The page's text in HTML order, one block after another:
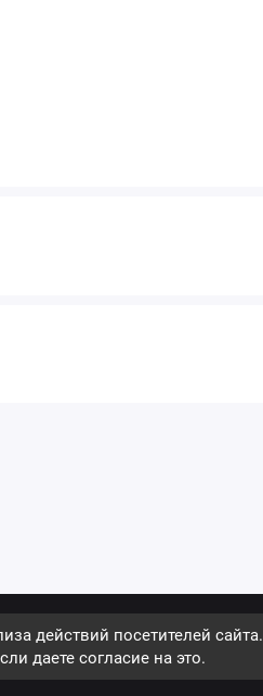
действий посетителей сайта.
даете согласие на это.